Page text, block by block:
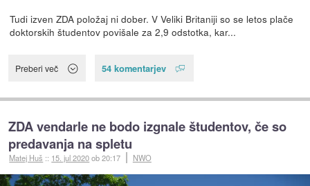
Tudi izven ZDA položaj ni dober. V Veliki Britaniji so se letos plače
doktorskih študentov povišale za 2,9 odstotka, kar...
Preberi več 54 komentarjev
ZDA vendarle ne bodo izgnale študentov, če so
predavanja na spletu
Matej Huš :: 15. jul 2020ob 20:17 NWO